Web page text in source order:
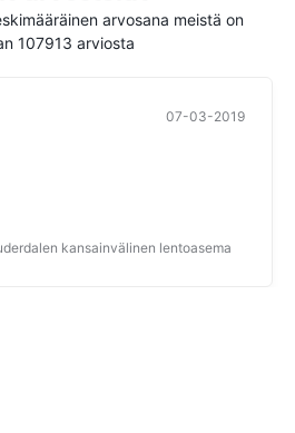
arvosana meistä on
107913 arviosta
07-03-2019
kansainvälinen lentoasema